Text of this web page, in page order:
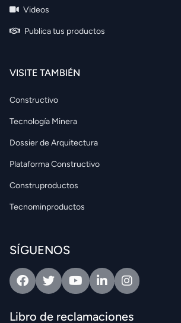
Videos
Publica tus productos
VISITE TAMBIÉN
Constructivo
Tecnología Minera
Dossier de Arquitectura
Plataforma Constructivo
Construproductos
Tecnominproductos
SÍGUENOS
FacebookTwitterYoutubeLinkedinIntagram
Libro de reclamaciones